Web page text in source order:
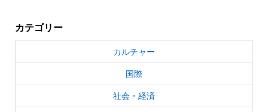
カテゴリー
カルチャー
国際
社会・経済